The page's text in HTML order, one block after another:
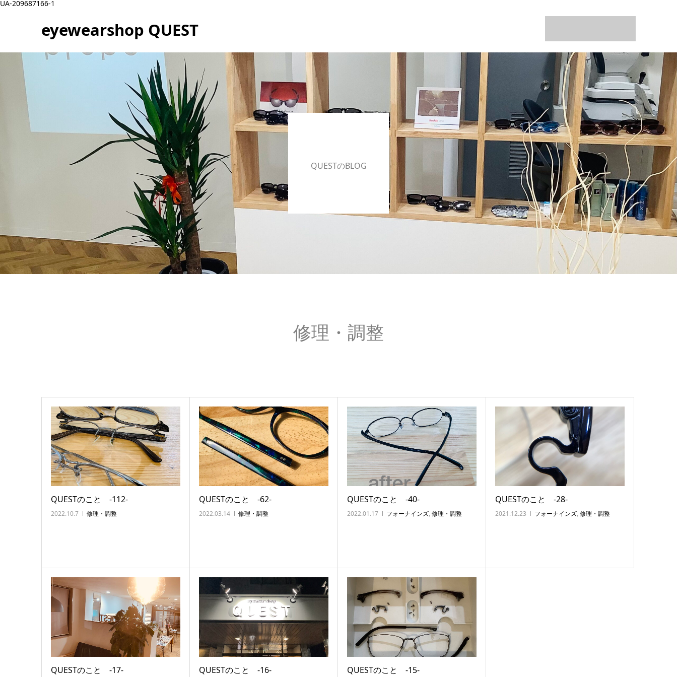
UA-209687166-1
eyewearshop QUEST
QUESTのBLOG
修理・調整
QUESTのこと ‐112‐
2022.10.7 修理・調整
QUESTのこと ‐62‐
2022.03.14 修理・調整
QUESTのこと ‐40‐
2022.01.17 フォーナインズ, 修理・調整
QUESTのこと ‐28‐
2021.12.23 フォーナインズ, 修理・調整
QUESTのこと ‐17‐ QUESTのこと ‐16‐ QUESTのこと ‐15‐